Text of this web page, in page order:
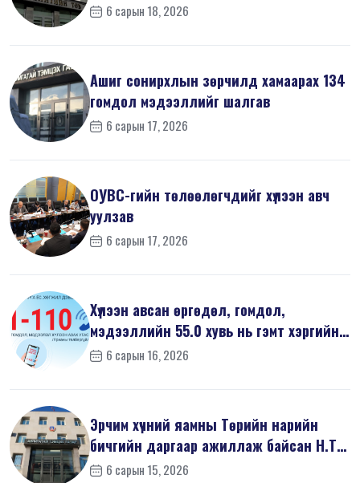
6 сарын 18, 2026
Ашиг сонирхлын зөрчилд хамаарах 134
гомдол мэдээллийг шалгав
6 сарын 17, 2026
ОУВС-гийн төлөөлөгчдийг хүлээн авч
уулзав
6 сарын 17, 2026
Хүлээн авсан өргөдөл, гомдол,
мэдээллийн 55.0 хувь нь гэмт хэргийн
шин...
6 сарын 16, 2026
Эрчим хүчний яамны Төрийн нарийн
бичгийн даргаар ажиллаж байсан Н.Т
на...6 сарын 15, 2026